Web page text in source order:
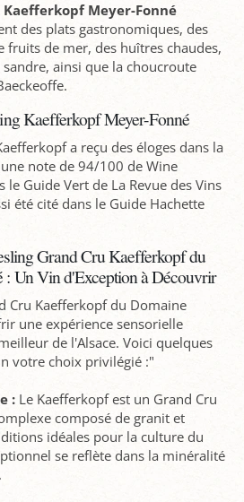
Kaefferkopf Meyer-Fonné
des plats gastronomiques, des
fruits de mer, des huîtres chaudes,
ainsi que la choucroute
Kaefferkopf Meyer-Fonné
a reçu des éloges dans la
note de 94/100 de Wine
Guide Vert de La Revue des Vins
été cité dans le Guide Hachette
Grand Cru Kaefferkopf du
: Un Vin d'Exception à Découvrir
Cru Kaefferkopf du Domaine
une expérience sensorielle
de l'Alsace. Voici quelques
votre choix privilégié :"
: Le Kaefferkopf est un Grand Cru
composé de granit et
idéales pour la culture du
se reflète dans la minéralité